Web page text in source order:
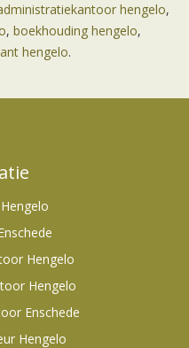
hengelo,
, boekhouding hengelo,
hengelo.
Hengelo
Hengelo
Enschede
Hengelo